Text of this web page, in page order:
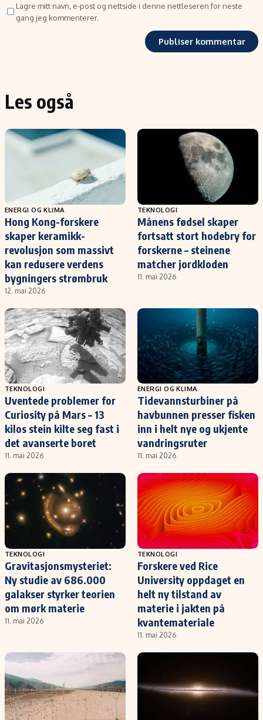
Lagre mitt navn, e-post og nettside i denne nettleseren for neste
gang jeg kommenterer.
Les også
ENERGI OG KLIMA
Hong Kong-forskere
skaper keramikk-
revolusjon som massivt
kan redusere verdens
bygningers strømbruk
12. mai 2026
TEKNOLOGI
Månens fødsel skaper
fortsatt stort hodebry for
forskerne – steinene
matcher jordkloden
11. mai 2026
TEKNOLOGI
Uventede problemer for
Curiosity på Mars – 13
kilos stein kilte seg fast i
det avanserte boret
11. mai 2026
ENERGI OG KLIMA
Tidevannsturbiner på
havbunnen presser fisken
inn i helt nye og ukjente
vandringsruter
11. mai 2026
TEKNOLOGI
Gravitasjonsmysteriet:
Ny studie av 686.000
galakser styrker teorien
om mørk materie
11. mai 2026
TEKNOLOGI
Forskere ved Rice
University oppdaget en
helt ny tilstand av
materie i jakten på
kvantemateriale
11. mai 2026